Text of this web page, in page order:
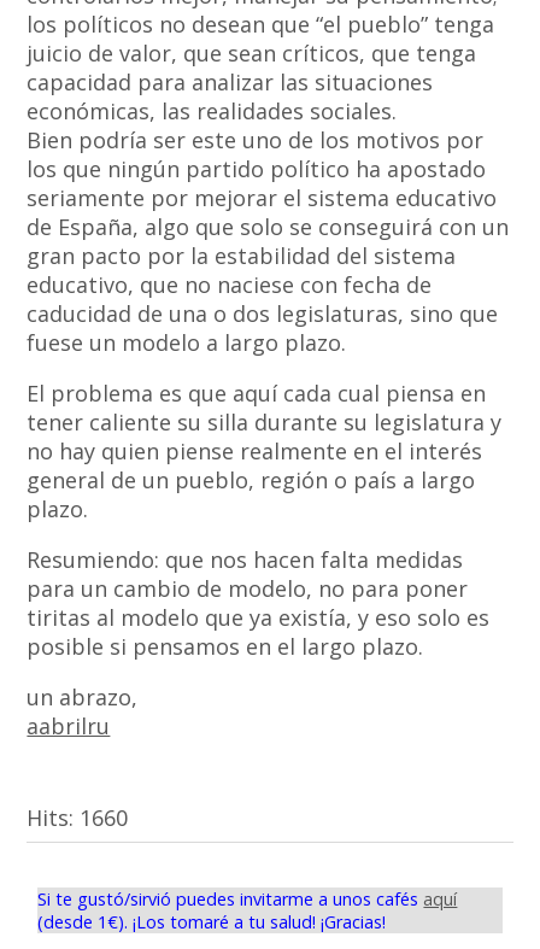
los políticos no desean que “el pueblo” tenga
juicio de valor, que sean críticos, que tenga
capacidad para analizar las situaciones
económicas, las realidades sociales.
Bien podría ser este uno de los motivos por
los que ningún partido político ha apostado
seriamente por mejorar el sistema educativo
de España, algo que solo se conseguirá con un
gran pacto por la estabilidad del sistema
educativo, que no naciese con fecha de
caducidad de una o dos legislaturas, sino que
fuese un modelo a largo plazo.
El problema es que aquí cada cual piensa en
tener caliente su silla durante su legislatura y
no hay quien piense realmente en el interés
general de un pueblo, región o país a largo
plazo.
Resumiendo: que nos hacen falta medidas
para un cambio de modelo, no para poner
tiritas al modelo que ya existía, y eso solo es
posible si pensamos en el largo plazo.
un abrazo,
aabrilru
Hits: 1660
Si te gustó/sirvió puedes invitarme a unos cafés aquí
(desde 1€). ¡Los tomaré a tu salud! ¡Gracias!